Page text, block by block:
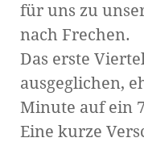
für uns zu
nach Frechen.
Das erste
ausgeglichen,
Minute auf ein
Eine kurze